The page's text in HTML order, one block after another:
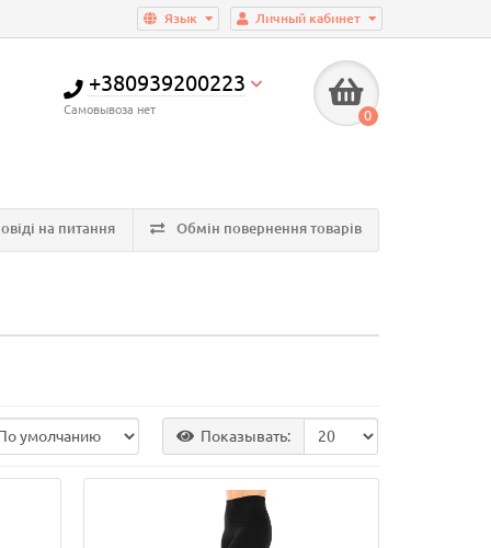
Личный кабинет
Язык
+380939200223
Самовывоза нет 0
на питання Обмін повернення товарів
Показывать: